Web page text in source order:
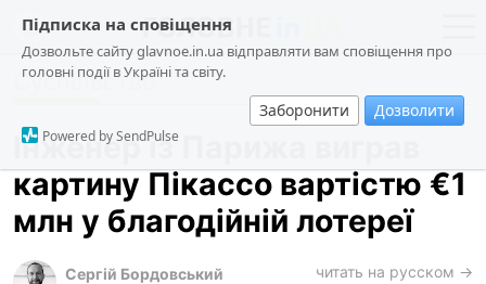
Підписка на сповіщення
Дозвольте сайту glavnoe.in.ua відправляти вам сповіщення про
головні події в Україні та світу.
Заборонити Дозволити
Powered by SendPulse
новини
про проєкт
суспільство
події
кримінал
Суспільство
Інженер із Парижа виграв
картину Пікассо вартістю €1
млн у благодійній лотереї
Сергій Бордовський
читать на русском →